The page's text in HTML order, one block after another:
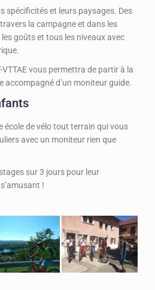
spécificités et leurs paysages. Des
la campagne et dans les
goûts et tous les niveaux avec
vous permettra de partir à la
accompagné d’un moniteur guide.
école de vélo tout terrain qui vous
avec un moniteur rien que
sur 3 jours pour leur
!